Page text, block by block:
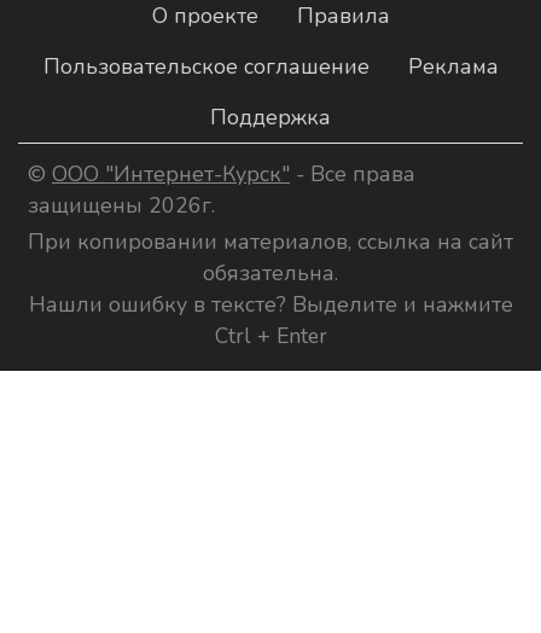
О проекте
Правила
Пользовательское соглашение
Реклама
Поддержка
© ООО "Интернет-Курск" - Все права
защищены 2026г.
При копировании материалов, ссылка на сайт
обязательна.
Нашли ошибку в тексте? Выделите и нажмите
Ctrl + Enter